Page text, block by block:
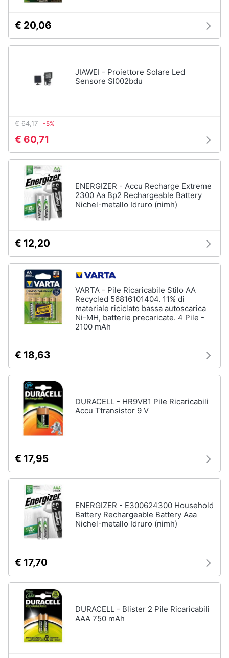
€ 20,06
JIAWEI - Proiettore Solare Led
Sensore Sl002bdu
€ 64,17 -5%
€ 60,71
ENERGIZER - Accu Recharge Extreme
2300 Aa Bp2 Rechargeable Battery
Nichel-metallo Idruro (nimh)
€ 12,20
VARTA - Pile Ricaricabile Stilo AA
Recycled 56816101404. 11% di
materiale riciclato bassa autoscarica
Ni-MH, batterie precaricate. 4 Pile -
2100 mAh
€ 18,63
DURACELL - HR9VB1 Pile Ricaricabili
Accu Ttransistor 9 V
€ 17,95
ENERGIZER - E300624300 Household
Battery Rechargeable Battery Aaa
Nichel-metallo Idruro (nimh)
€ 17,70
DURACELL - Blister 2 Pile Ricaricabili
AAA 750 mAh